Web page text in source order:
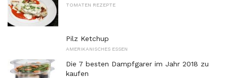
TOMATEN REZEPTE
Pilz Ketchup
AMERIKANISCHES ESSEN
Die 7 besten Dampfgarer im Jahr 2018 zu
kaufen